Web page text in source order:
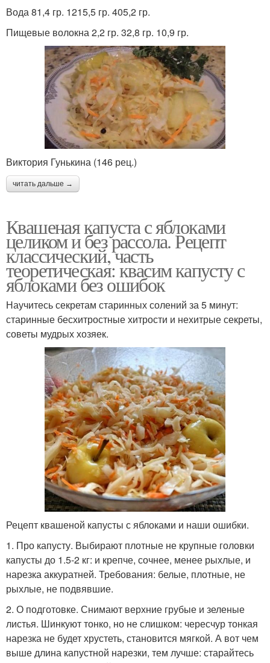
Вода 81,4 гр. 1215,5 гр. 405,2 гр.
Пищевые волокна 2,2 гр. 32,8 гр. 10,9 гр.
Виктория Гунькина (146 рец.)
читать дальше →
Квашеная капуста с яблоками
целиком и без рассола. Рецепт
классический, часть
теоретическая: квасим капусту с
яблоками без ошибок
Научитесь секретам старинных солений за 5 минут:
старинные бесхитростные хитрости и нехитрые секреты,
советы мудрых хозяек.
Рецепт квашеной капусты с яблоками и наши ошибки.
1. Про капусту. Выбирают плотные не крупные головки
капусты до 1.5-2 кг: и крепче, сочнее, менее рыхлые, и
нарезка аккуратней. Требования: белые, плотные, не
рыхлые, не подвявшие.
2. О подготовке. Снимают верхние грубые и зеленые
листья. Шинкуют тонко, но не слишком: чересчур тонкая
нарезка не будет хрустеть, становится мягкой. А вот чем
выше длина капустной нарезки, тем лучше: старайтесь